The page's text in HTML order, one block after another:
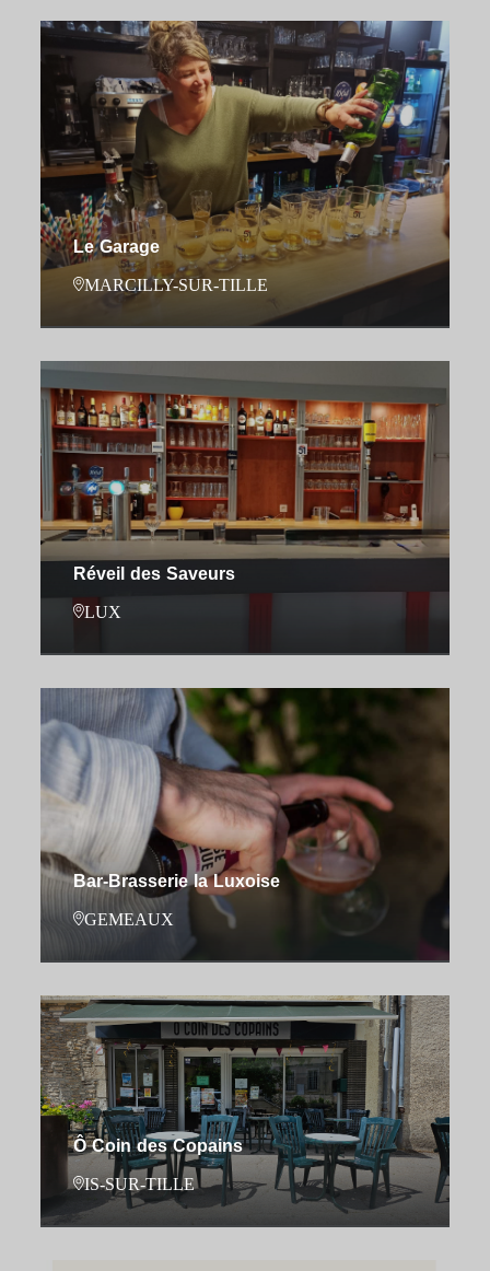
Le Garage
MARCILLY-SUR-TILLE
Réveil des Saveurs
LUX
Bar-Brasserie la Luxoise
GEMEAUX
Ô Coin des Copains
IS-SUR-TILLE